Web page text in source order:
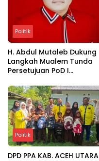
Politik
H. Abdul Mutaleb Dukung
Langkah Mualem Tunda
Persetujuan PoD I
South Andaman
Politik
DPD PPA KAB. ACEH UTARA